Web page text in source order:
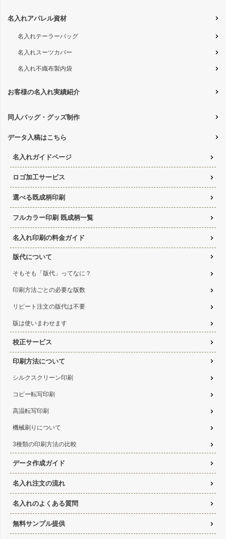
名入れアパレル資材
名入れテーラーバッグ
名入れスーツカバー
名入れ不織布製内袋
お客様の名入れ実績紹介
同人バッグ・グッズ制作
データ入稿はこちら
名入れガイドページ
ロゴ加工サービス
選べる既成柄印刷
フルカラー印刷 既成柄一覧
名入れ印刷の料金ガイド
版代について
そもそも「版代」ってなに？
印刷方法ごとの必要な版数
リピート注文の版代は不要
版は使いまわせます
校正サービス
印刷方法について
シルクスクリーン印刷
コピー転写印刷
高温転写印刷
機械刷りについて
3種類の印刷方法の比較
データ作成ガイド
名入れ注文の流れ
名入れのよくある質問
無料サンプル提供